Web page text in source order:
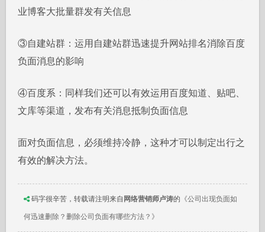
业博客大批量群发有关信息
③自建站群：运用自建站群迅速提升网站排名消除百度
负面消息的影响
④百度系：同样我们还可以有效运用百度知道、贴吧、
文库等渠道，发布有关消息抵制负面信息
面对负面信息，必须维持冷静，这种才可以制定出行之
有效的解决方法。
码字很辛苦，转载请注明来自 网络营销师卢涛的 《公司出现负面如
何迅速删除？删除公司负面有哪些方法？》